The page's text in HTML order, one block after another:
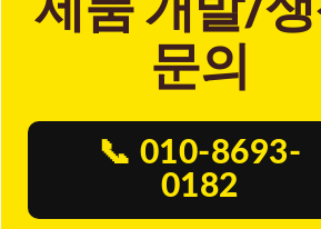
문의
📞 010-8693-
0182